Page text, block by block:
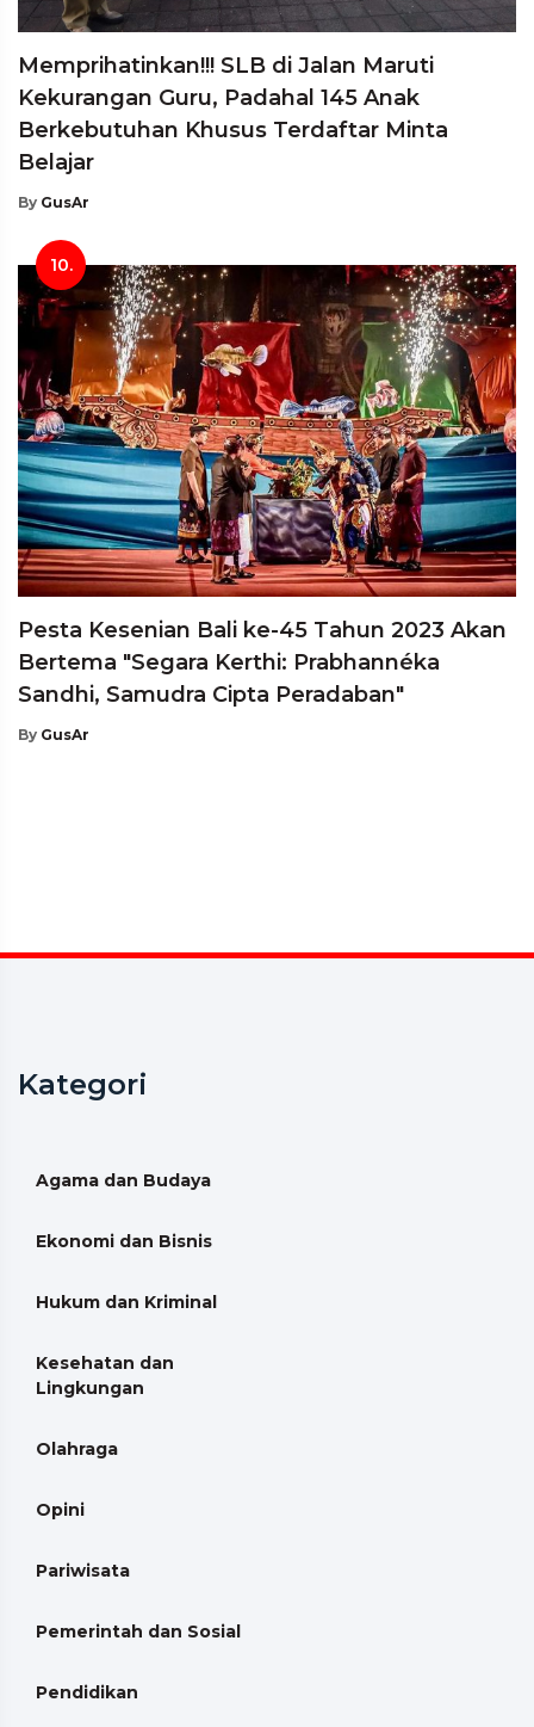
Memprihatinkan!!! SLB di Jalan Maruti
Kekurangan Guru, Padahal 145 Anak
Berkebutuhan Khusus Terdaftar Minta
Belajar
By GusAr
10.
Pesta Kesenian Bali ke-45 Tahun 2023 Akan
Bertema "Segara Kerthi: Prabhannéka
Sandhi, Samudra Cipta Peradaban"
By GusAr
Kategori
Agama dan Budaya
Ekonomi dan Bisnis
Hukum dan Kriminal
Kesehatan dan
Lingkungan
Olahraga
Opini
Pariwisata
Pemerintah dan Sosial
Pendidikan